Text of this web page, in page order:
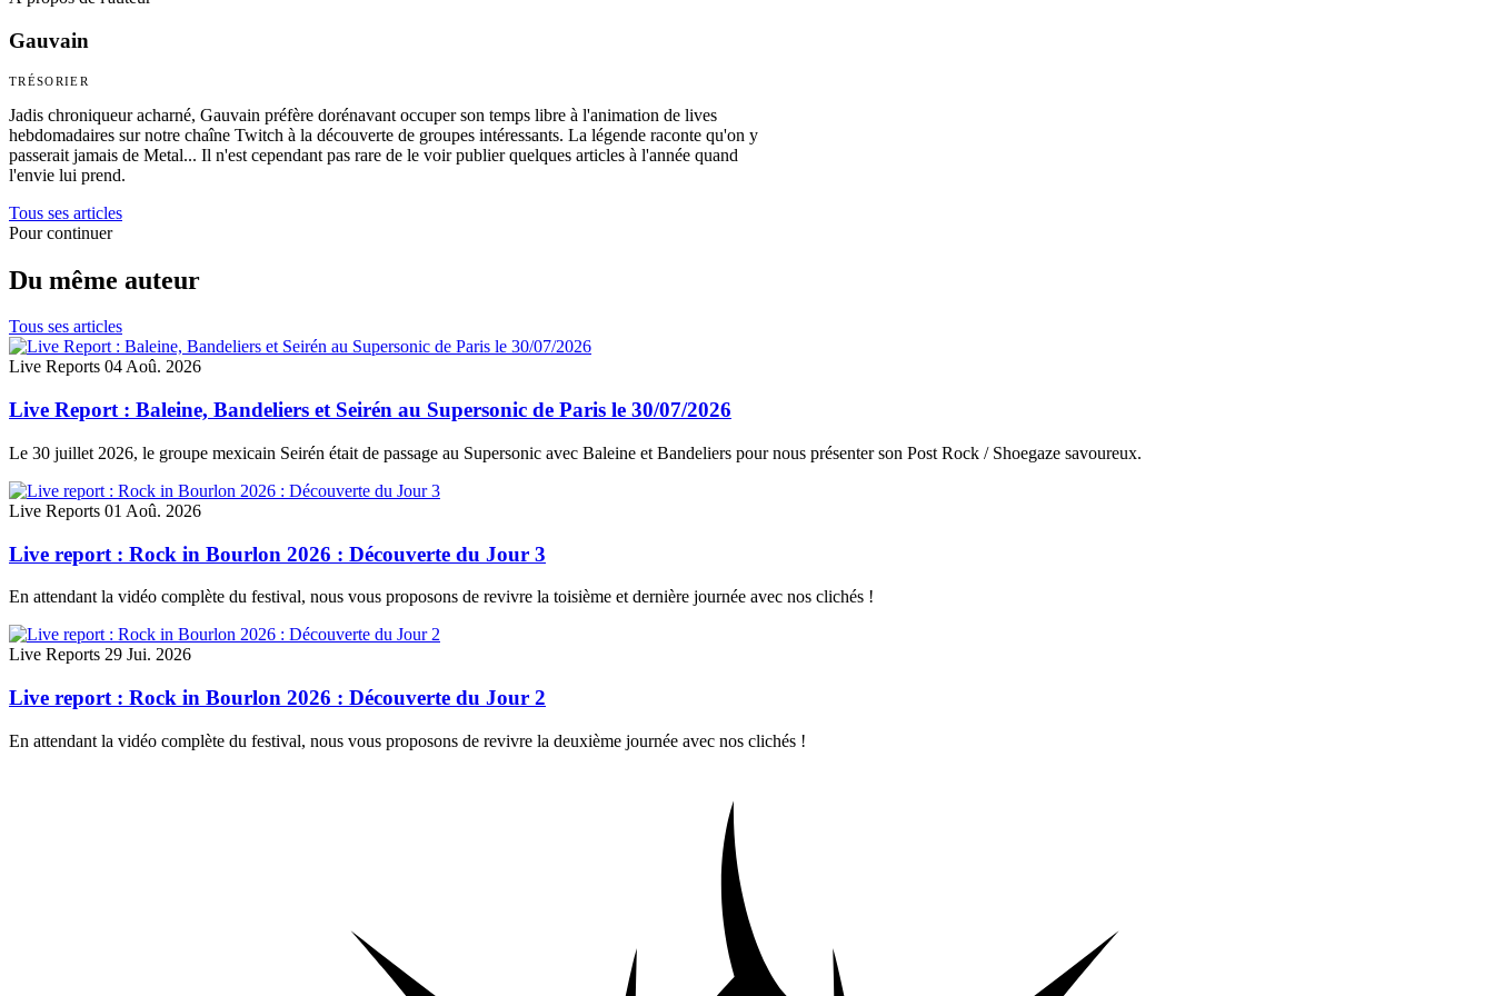
Gauvain
TRÉSORIER
Jadis chroniqueur acharné, Gauvain préfère dorénavant occuper son temps libre à l'animation de lives
hebdomadaires sur notre chaîne Twitch à la découverte de groupes intéressants. La légende raconte qu'on y
passerait jamais de Metal... Il n'est cependant pas rare de le voir publier quelques articles à l'année quand
l'envie lui prend.
Tous ses articles
Pour continuer
Du même auteur
Tous ses articles
Live Reports 04 Aoû. 2026
Live Report : Baleine, Bandeliers et Seirén au Supersonic de Paris le 30/07/2026
Le 30 juillet 2026, le groupe mexicain Seirén était de passage au Supersonic avec Baleine et Bandeliers pour nous présenter son Post Rock / Shoegaze savoureux.
Live Reports 01 Aoû. 2026
Live report : Rock in Bourlon 2026 : Découverte du Jour 3
En attendant la vidéo complète du festival, nous vous proposons de revivre la toisième et dernière journée avec nos clichés !
Live Reports 29 Jui. 2026
Live report : Rock in Bourlon 2026 : Découverte du Jour 2
En attendant la vidéo complète du festival, nous vous proposons de revivre la deuxième journée avec nos clichés !